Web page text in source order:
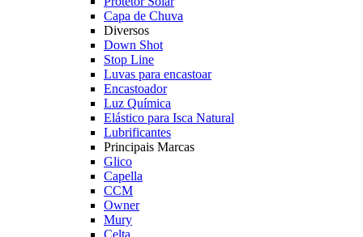
Capa de Chuva
Diversos
Down Shot
Stop Line
Luvas para encastoar
Encastoador
Luz Química
Elástico para Isca Natural
Lubrificantes
Principais Marcas
Glico
Capella
CCM
Owner
Mury
Celta